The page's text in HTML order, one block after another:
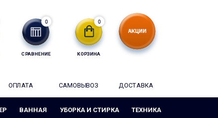
СРАВНЕНИЕ
0
КОРЗИНА
0
ОПЛАТА САМОВЫВОЗ ДОСТАВКА
ВАННАЯ УБОРКА И СТИРКА ТЕХНИКА